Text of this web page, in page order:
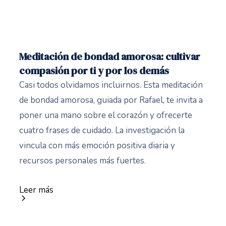
Meditación de bondad amorosa: cultivar
compasión por ti y por los demás
Casi todos olvidamos incluirnos. Esta meditación
de bondad amorosa, guiada por Rafael, te invita a
poner una mano sobre el corazón y ofrecerte
cuatro frases de cuidado. La investigación la
vincula con más emoción positiva diaria y
recursos personales más fuertes.
Leer más